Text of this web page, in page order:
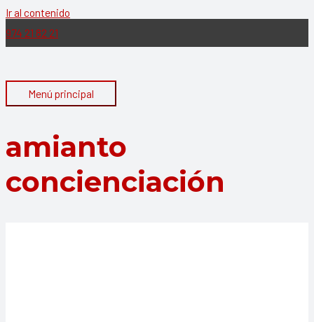
Ir al contenido
974 21 82 21
Menú principal
amianto
concienciación